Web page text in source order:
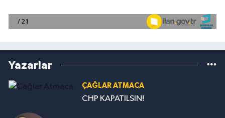
Yazarlar
ÇAĞLAR ATMACA
CHP KAPATILSIN!